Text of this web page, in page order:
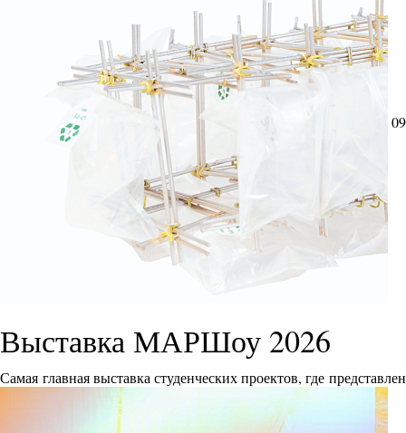
Выставка МАРШоу 2026
Самая главная выставка студенческих проектов, где